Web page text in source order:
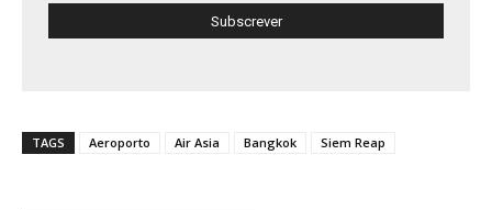
TAGS Aeroporto Air Asia Bangkok Siem Reap